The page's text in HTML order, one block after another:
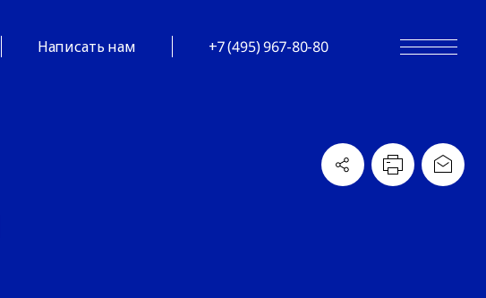
Написать нам +7 (495) 967-80-80